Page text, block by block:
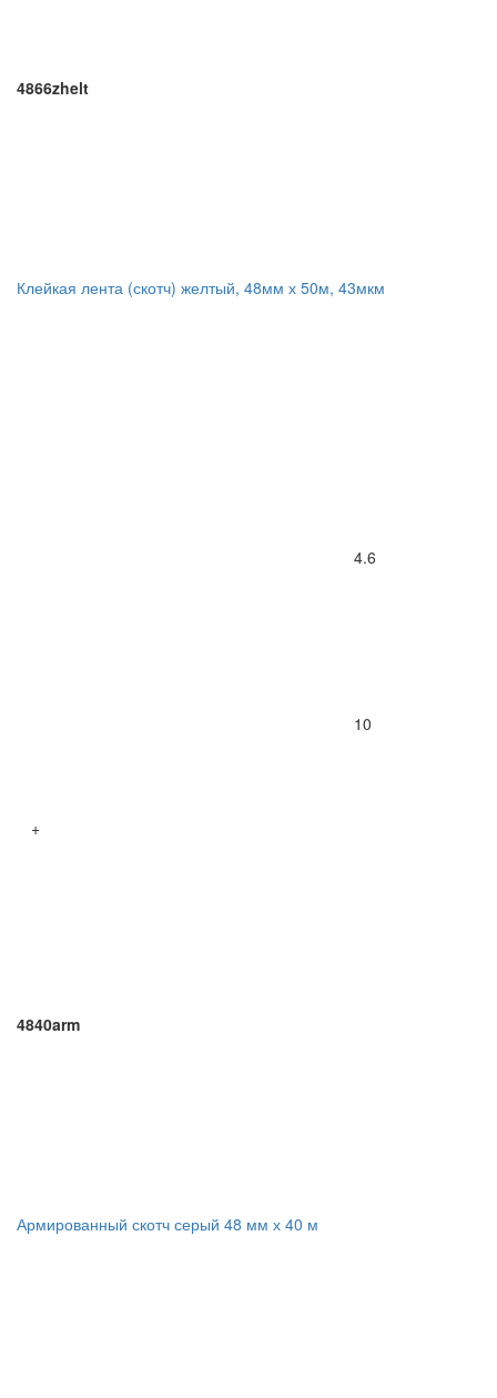
4866zhelt
Клейкая лента (скотч) желтый, 48мм х 50м, 43мкм
4.6
10
+
4840arm
Армированный скотч серый 48 мм х 40 м